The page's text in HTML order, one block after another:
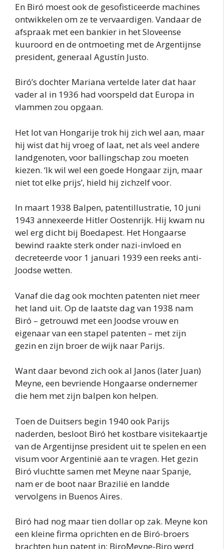
En Biró moest ook de gesofisticeerde machines
ontwikkelen om ze te vervaardigen. Vandaar de
afspraak met een bankier in het Sloveense
kuuroord en de ontmoeting met de Argentijnse
president, generaal Agustín Justo.
Biró’s dochter Mariana vertelde later dat haar
vader al in 1936 had voorspeld dat Europa in
vlammen zou opgaan.
Het lot van Hongarije trok hij zich wel aan, maar
hij wist dat hij vroeg of laat, net als veel andere
landgenoten, voor ballingschap zou moeten
kiezen. ‘Ik wil wel een goede Hongaar zijn, maar
niet tot elke prijs’, hield hij zichzelf voor.
In maart 1938 Balpen, patentillustratie, 10 juni
1943 annexeerde Hitler Oostenrijk. Hij kwam nu
wel erg dicht bij Boedapest. Het Hongaarse
bewind raakte sterk onder nazi-invloed en
decreteerde voor 1 januari 1939 een reeks anti-
Joodse wetten.
Vanaf die dag ook mochten patenten niet meer
het land uit. Op de laatste dag van 1938 nam
Biró – getrouwd met een Joodse vrouw en
eigenaar van een stapel patenten – met zijn
gezin en zijn broer de wijk naar Parijs.
Want daar bevond zich ook al Janos (later Juan)
Meyne, een bevriende Hongaarse ondernemer
die hem met zijn balpen kon helpen.
Toen de Duitsers begin 1940 ook Parijs
naderden, besloot Biró het kostbare visitekaartje
van de Argentijnse president uit te spelen en een
visum voor Argentinië aan te vragen. Het gezin
Biró vluchtte samen met Meyne naar Spanje,
nam er de boot naar Brazilië en landde
vervolgens in Buenos Aires.
Biró had nog maar tien dollar op zak. Meyne kon
een kleine firma oprichten en de Biró-broers
brachten hun patent in: BiroMeyne-Biro werd